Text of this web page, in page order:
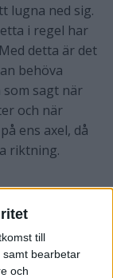
till
samt bearbetar
och
lugna ned sig.
i regel har
detta är det
behöva
som sagt när
och när
ens axel, då
riktning.